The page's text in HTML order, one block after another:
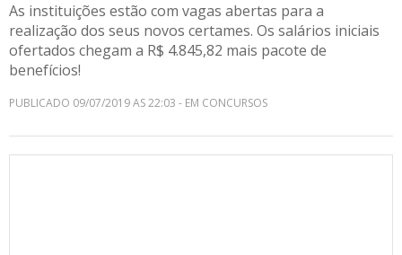
As instituições estão com vagas abertas para a
realização dos seus novos certames. Os salários iniciais
ofertados chegam a R$ 4.845,82 mais pacote de
benefícios!
PUBLICADO 09/07/2019 AS 22:03 - EM CONCURSOS